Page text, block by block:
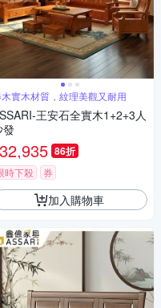
實木材質，紋理美觀又耐用
王安石全實木1+2+3人
發
32,935 86折
時下殺 券
加入購物車